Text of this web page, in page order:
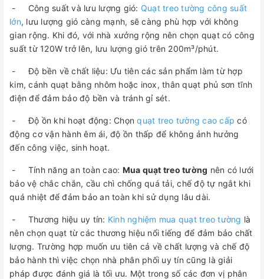
- Công suất và lưu lượng gió: Quạt treo tường công suất
lớn, lưu lượng gió càng mạnh, sẽ càng phù hợp với không
gian rộng. Khi đó, với nhà xưởng rộng nên chọn quạt có công
suất từ 120W trở lên, lưu lượng gió trên 200m³/phút.
- Độ bền về chất liệu: Ưu tiên các sản phẩm làm từ hợp
kim, cánh quạt bằng nhôm hoặc inox, thân quạt phủ sơn tĩnh
điện để đảm bảo độ bền và tránh gỉ sét.
- Độ ồn khi hoạt động: Chọnquạt treo tường cao cấp có
động cơ vận hành êm ái, độ ồn thấp để không ảnh hưởng
đến công việc, sinh hoạt.
- Tính năng an toàn cao: Mua quạt treo tường nên có lưới
bảo vệ chắc chắn, cầu chì chống quá tải, chế độ tự ngắt khi
quá nhiệt để đảm bảo an toàn khi sử dụng lâu dài.
- Thương hiệu uy tín: Kinh nghiệm mua quạt treo tường là
nên chọn quạt từ các thương hiệu nổi tiếng để đảm bảo chất
lượng. Trường hợp muốn ưu tiên cả về chất lượng và chế độ
bảo hành thì việc chọn nhà phân phối uy tín cũng là giải
pháp được đánh giá là tối ưu. Một trong số các đơn vị phân